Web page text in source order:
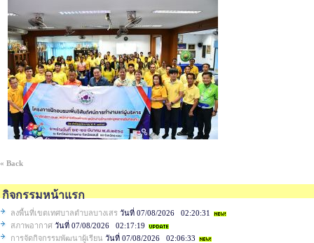
« Back
กิจกรรมหน้าแรก
ลงพื้นที่เขตเทศบาลตำบลบางเสร วันที่ 07/08/2026 02:20:31
สภาพอากาศ วันที่ 07/08/2026 02:17:19
การจัดกิจกรรมพัฒนาผู้เรียน วันที่ 07/08/2026 02:06:33